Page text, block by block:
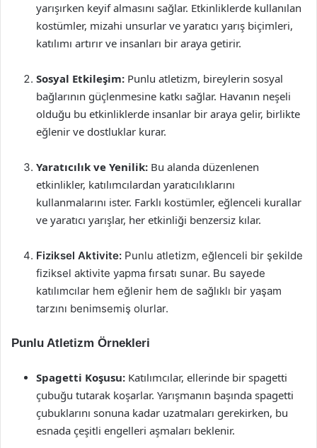
yarışırken keyif almasını sağlar. Etkinliklerde kullanılan
kostümler, mizahi unsurlar ve yaratıcı yarış biçimleri,
katılımı artırır ve insanları bir araya getirir.
Sosyal Etkileşim: Punlu atletizm, bireylerin sosyal
bağlarının güçlenmesine katkı sağlar. Havanın neşeli
olduğu bu etkinliklerde insanlar bir araya gelir, birlikte
eğlenir ve dostluklar kurar.
Yaratıcılık ve Yenilik: Bu alanda düzenlenen
etkinlikler, katılımcılardan yaratıcılıklarını
kullanmalarını ister. Farklı kostümler, eğlenceli kurallar
ve yaratıcı yarışlar, her etkinliği benzersiz kılar.
Fiziksel Aktivite: Punlu atletizm, eğlenceli bir şekilde
fiziksel aktivite yapma fırsatı sunar. Bu sayede
katılımcılar hem eğlenir hem de sağlıklı bir yaşam
tarzını benimsemiş olurlar.
Punlu Atletizm Örnekleri
Spagetti Koşusu: Katılımcılar, ellerinde bir spagetti
çubuğu tutarak koşarlar. Yarışmanın başında spagetti
çubuklarını sonuna kadar uzatmaları gerekirken, bu
esnada çeşitli engelleri aşmaları beklenir.